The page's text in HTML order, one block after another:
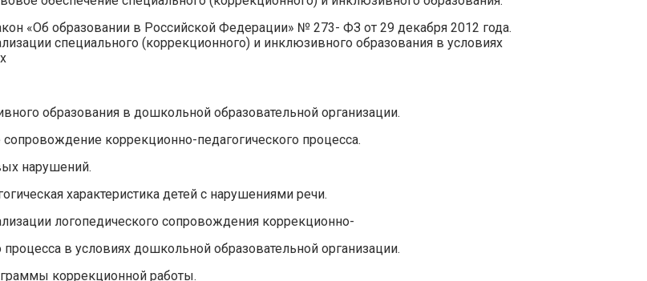
«Об образовании в Российской Федерации» № 273- ФЗ от 29 декабря 2012 года.
специального (коррекционного) и инклюзивного образования в условиях
образования в дошкольной образовательной организации.
коррекционно-педагогического процесса.
нарушений.
характеристика детей с нарушениями речи.
логопедического сопровождения коррекционно-
процесса в условиях дошкольной образовательной организации.
коррекционной работы.